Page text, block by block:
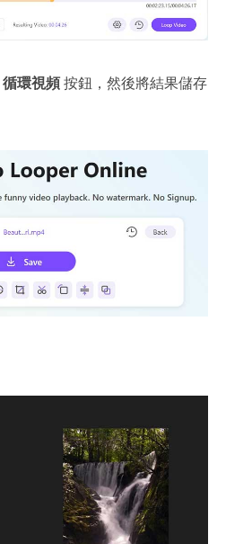
循環視頻按鈕，然後將結果儲存